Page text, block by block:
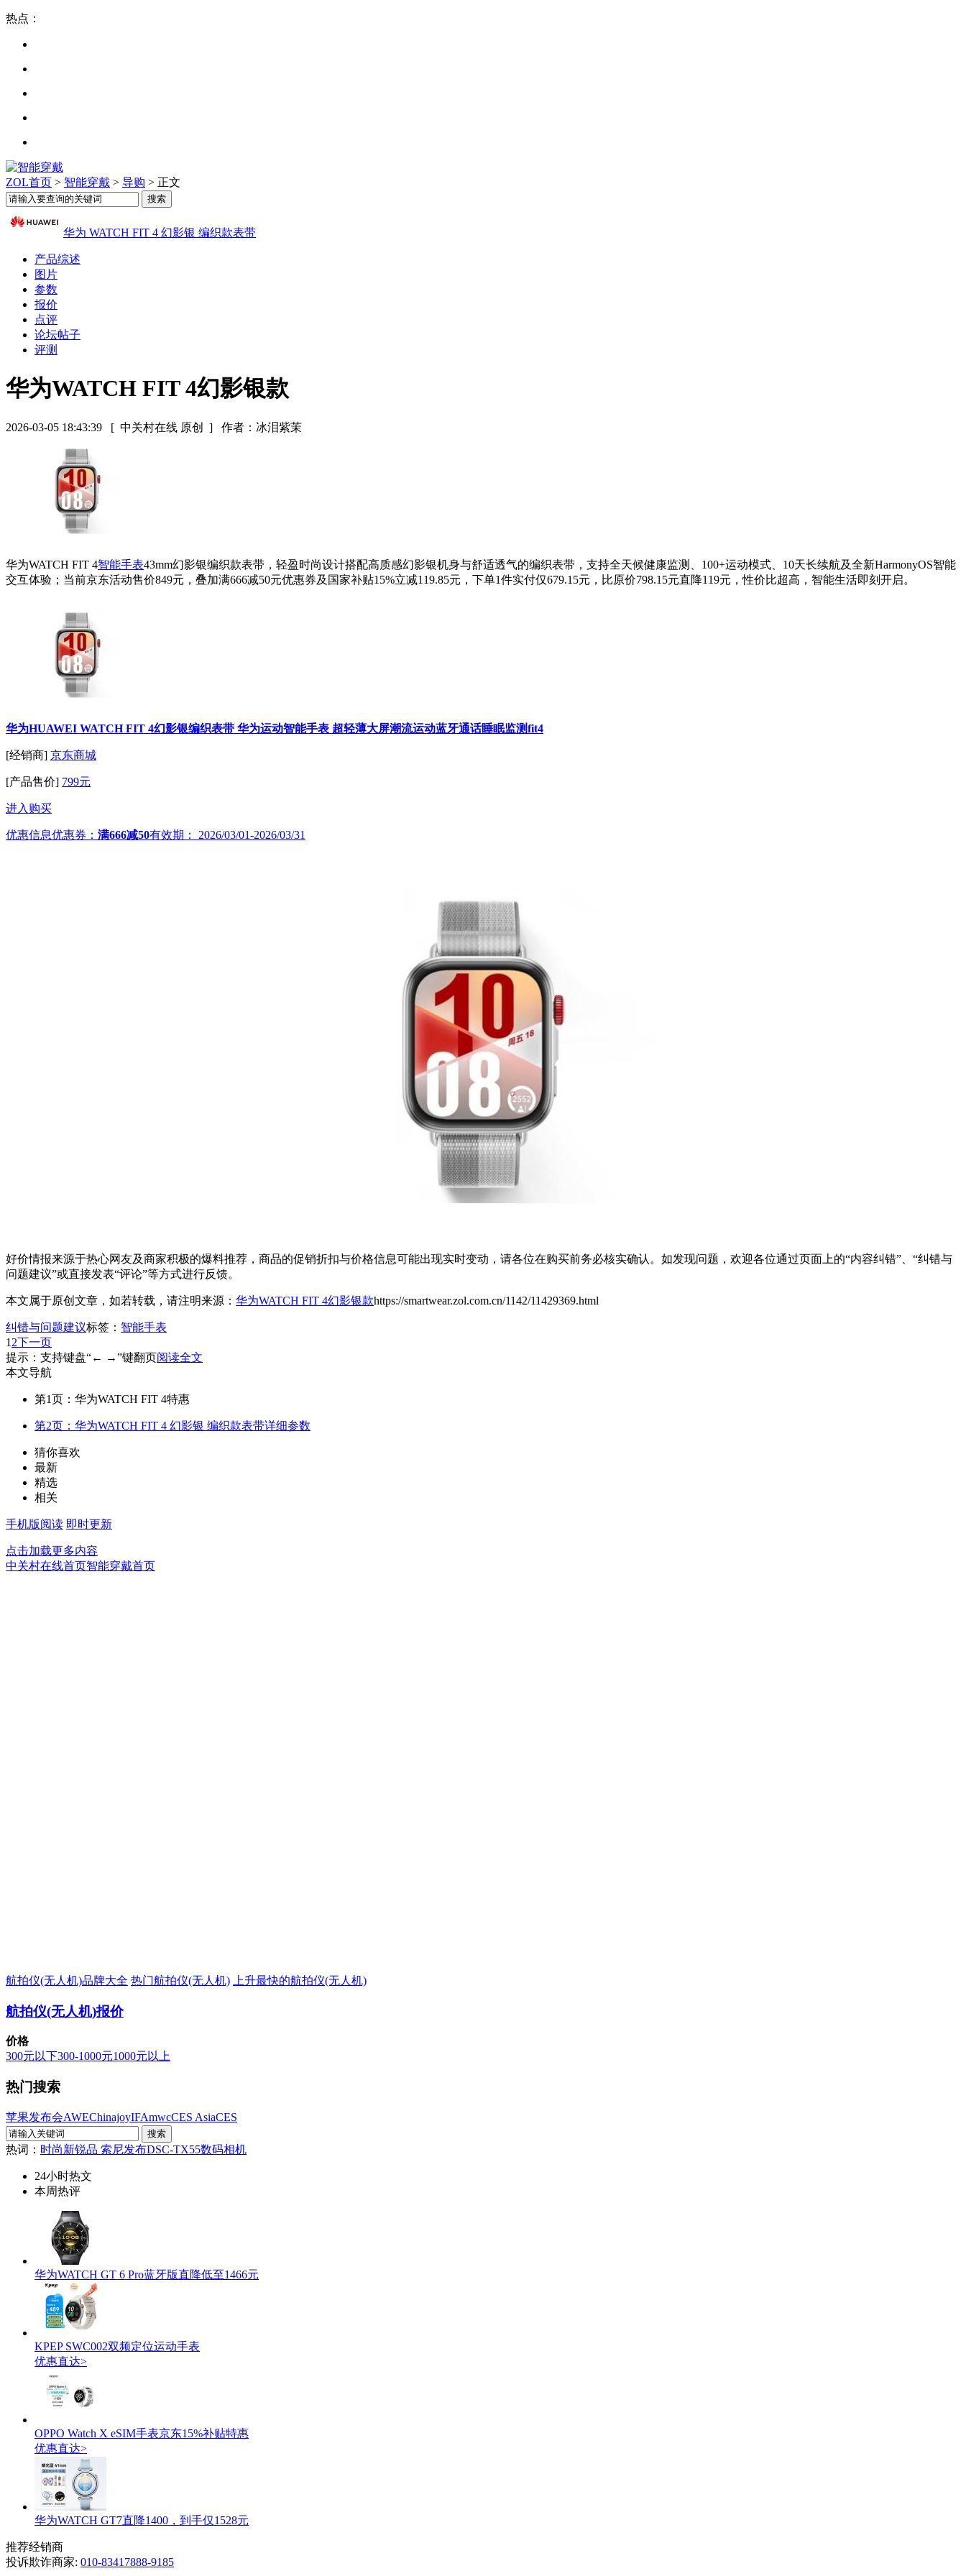
热点：
ZOL首页 > 智能穿戴 > 导购 > 正文
华为 WATCH FIT 4 幻影银 编织款表带
产品综述
图片
参数
报价
点评
论坛帖子
评测
华为WATCH FIT 4幻影银款
2026-03-05 18:43:39 [ 中关村在线 原创 ] 作者：冰泪紫茉
华为WATCH FIT 4智能手表43mm幻影银编织款表带，轻盈时尚设计搭配高质感幻影银机身与舒适透气的编织表带，支持全天候健康监测、100+运动模式、10天长续航及全新HarmonyOS智能
交互体验；当前京东活动售价849元，叠加满666减50元优惠券及国家补贴15%立减119.85元，下单1件实付仅679.15元，比原价798.15元直降119元，性价比超高，智能生活即刻开启。
华为HUAWEI WATCH FIT 4幻影银编织表带 华为运动智能手表 超轻薄大屏潮流运动蓝牙通话睡眠监测fit4
[经销商] 京东商城
[产品售价] 799元
进入购买
优惠信息优惠券： 满666减50有效期： 2026/03/01-2026/03/31
好价情报来源于热心网友及商家积极的爆料推荐，商品的促销折扣与价格信息可能出现实时变动，请各位在购买前务必核实确认。如发现问题，欢迎各位通过页面上的“内容纠错”、“纠错与
问题建议”或直接发表“评论”等方式进行反馈。
本文属于原创文章，如若转载，请注明来源： 华为WATCH FIT 4幻影银款https://smartwear.zol.com.cn/1142/11429369.html
纠错与问题建议标签： 智能手表
1 2下一页
提示：支持键盘“← →”键翻页阅读全文
本文导航
第1页：华为WATCH FIT 4特惠
第2页：华为WATCH FIT 4 幻影银 编织款表带详细参数
猜你喜欢
最新
精选
相关
手机版阅读 即时更新
点击加载更多内容
中关村在线首页智能穿戴首页
航拍仪(无人机)品牌大全 热门航拍仪(无人机) 上升最快的航拍仪(无人机)
航拍仪(无人机)报价
价格
300元以下300-1000元1000元以上
热门搜索
苹果发布会AWEChinajoyIFAmwcCES AsiaCES
热词： 时尚新锐品 索尼发布DSC-TX55数码相机
24小时热文
本周热评
华为WATCH GT 6 Pro蓝牙版直降低至1466元
KPEP SWC002双频定位运动手表
优惠直达>
OPPO Watch X eSIM手表京东15%补贴特惠
优惠直达>
华为WATCH GT7直降1400，到手仅1528元
推荐经销商
投诉欺诈商家: 010-83417888-9185